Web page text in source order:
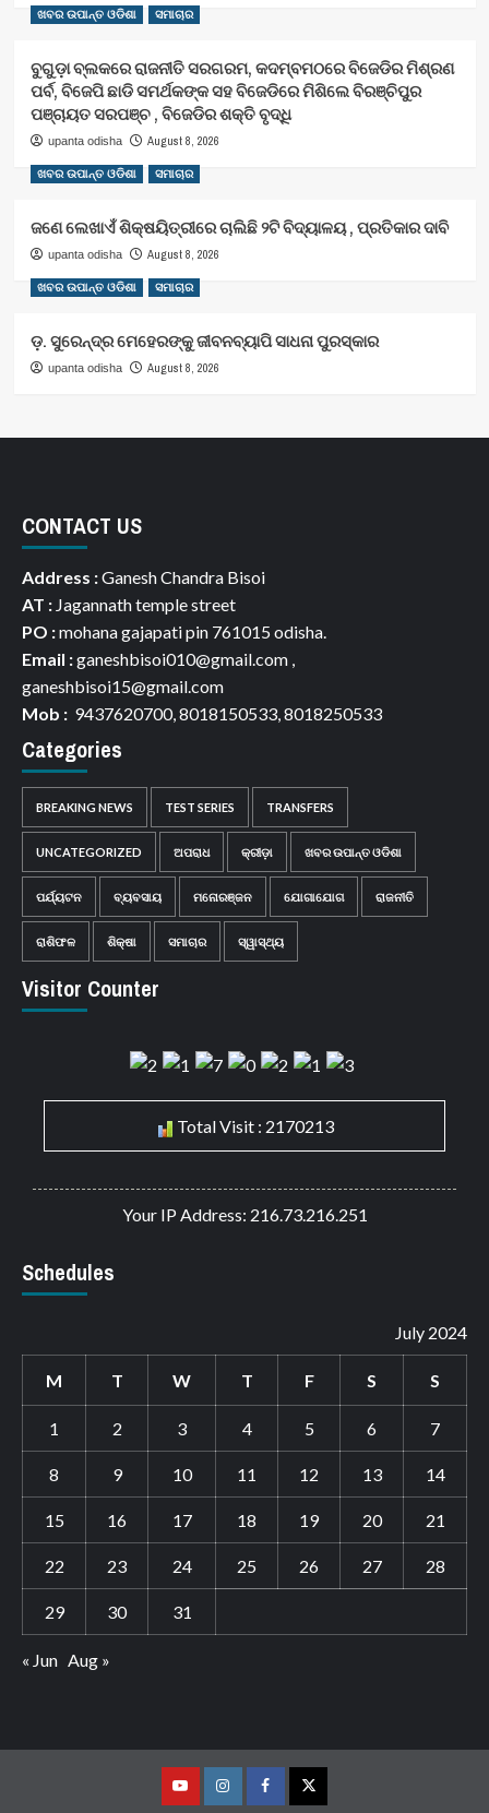
ଖବର ଉପାନ୍ତ ଓଡିଶା ସମାଚାର
ବୁଗୁଡ଼ା ବ୍ଲକରେ ରାଜନୀତି ସରଗରମ, କଦମ୍ବମଠରେ ବିଜେଡିର ମିଶ୍ରଣ
ପର୍ବ, ବିଜେପି ଛାଡି ସମର୍ଥକଙ୍କ ସହ ବିଜେଡିରେ ମିଶିଲେ ବିରଞ୍ଚିପୁର
ପଞ୍ଚାୟତ ସରପଞ୍ଚ , ବିଜେଡିର ଶକ୍ତି ବୃଦ୍ଧି
upanta odisha August 8, 2026
ଖବର ଉପାନ୍ତ ଓଡିଶା ସମାଚାର
ଜଣେ ଲେଖାଏଁ ଶିକ୍ଷୟିତ୍ରୀରେ ଚାଲିଛି ୨ଟି ବିଦ୍ୟାଳୟ , ପ୍ରତିକାର ଦାବି
upanta odisha August 8, 2026
ଖବର ଉପାନ୍ତ ଓଡିଶା ସମାଚାର
ଡ଼. ସୁରେନ୍ଦ୍ର ମେହେରଙ୍କୁ ଜୀବନବ୍ୟାପି ସାଧନା ପୁରସ୍କାର
upanta odisha August 8, 2026
CONTACT US
Address :Ganesh Chandra Bisoi
AT : Jagannath temple street
PO :mohana gajapati pin 761015 odisha.
Email :ganeshbisoi010@gmail.com ,
ganeshbisoi15@gmail.com
Mob : 9437620700, 8018150533, 8018250533
Categories
BREAKING NEWS TEST SERIES TRANSFERS
UNCATEGORIZED ଅପରାଧ କ୍ରୀଡ଼ା ଖବର ଉପାନ୍ତ ଓଡିଶା
ପର୍ଯ୍ୟଟନ ବ୍ୟବସାୟ ମନୋରଞ୍ଜନ ଯୋଗାଯୋଗ ରାଜନୀତି
ରାଶିଫଳ ଶିକ୍ଷା ସମାଚାର ସ୍ୱାସ୍ଥ୍ୟ
Visitor Counter
Total Visit : 2170213
Your IP Address: 216.73.216.251
Schedules
July 2024
M T W T F S S
1 2 3 4 5 6 7
8 9 10 11 12 13 14
15 16 17 18 19 20 21
22 23 24 25 26 27 28
29 30 31
« Jun Aug »
YoutubeVimeoFacebookTwitter